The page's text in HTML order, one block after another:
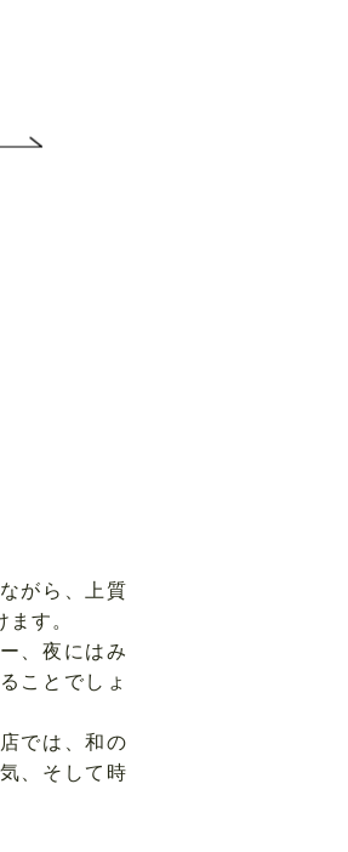
がら、上質
す。
、夜にはみ
ことでしょ
では、和の
、そして時